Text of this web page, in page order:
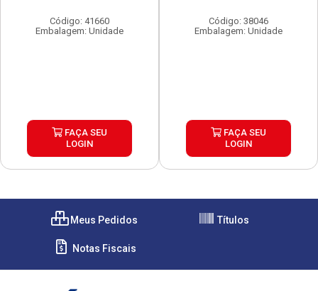
Código: 41660
Embalagem: Unidade
FAÇA SEU
LOGIN
Código: 38046
Embalagem: Unidade
FAÇA SEU
LOGIN
Meus Pedidos Títulos
Notas Fiscais